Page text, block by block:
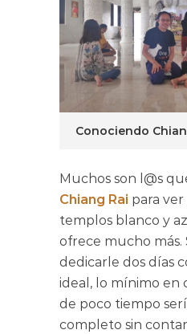
Conociendo
Muchos son l@s
Chiang Rai para ver
templos blanco y
ofrece mucho más.
dedicarle dos días
ideal, lo mínimo en
de poco tiempo
completo sin